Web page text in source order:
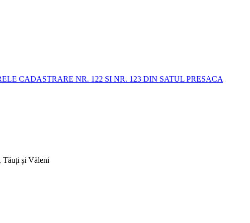
CADASTRARE NR. 122 SI NR. 123 DIN SATUL PRESACA
Tăuți și Văleni